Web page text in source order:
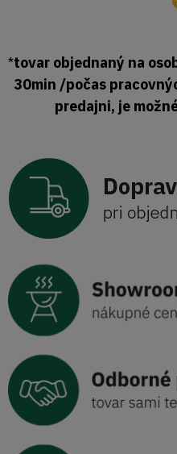
*tovar objednaný na
30min /počas
predajni, je